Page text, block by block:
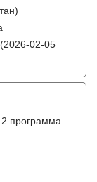
(2026-02-05
программа